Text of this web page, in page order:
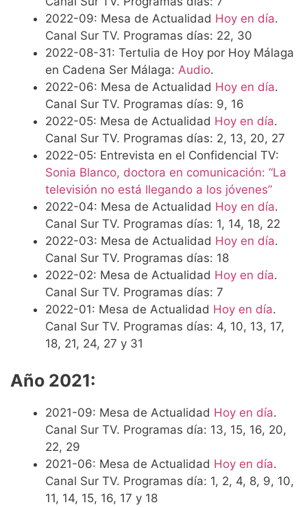
2022-09: Mesa de Actualidad Hoy en día.
Canal Sur TV. Programas días: 22, 30
2022-08-31: Tertulia de Hoy por Hoy Málaga
en Cadena Ser Málaga: Audio.
2022-06: Mesa de Actualidad Hoy en día.
Canal Sur TV. Programas días: 9, 16
2022-05: Mesa de Actualidad Hoy en día.
Canal Sur TV. Programas días: 2, 13, 20, 27
2022-05: Entrevista en el Confidencial TV:
Sonia Blanco, doctora en comunicación: “La
televisión no está llegando a los jóvenes”
2022-04: Mesa de Actualidad Hoy en día.
Canal Sur TV. Programas días: 1, 14, 18, 22
2022-03: Mesa de Actualidad Hoy en día.
Canal Sur TV. Programas días: 18
2022-02: Mesa de Actualidad Hoy en día.
Canal Sur TV. Programas días: 7
2022-01: Mesa de Actualidad Hoy en día.
Canal Sur TV. Programas días: 4, 10, 13, 17,
18, 21, 24, 27 y 31
Año 2021:
2021-09: Mesa de Actualidad Hoy en día.
Canal Sur TV. Programas día: 13, 15, 16, 20,
22, 29
2021-06: Mesa de Actualidad Hoy en día.
Canal Sur TV. Programas día: 1, 2, 4, 8, 9, 10,
11, 14, 15, 16, 17 y 18